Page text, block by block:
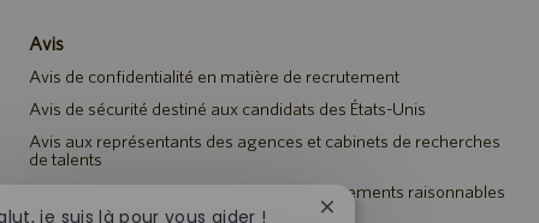
Avis
Avis de confidentialité en matière de recrutement
Avis de sécurité destiné aux candidats des États-Unis
Avis aux représentants des agences et cabinets de recherches
de talents
Avis à tous les candidats relatif aux arrangements raisonnables
je suis là pour vous aider !
Fermer